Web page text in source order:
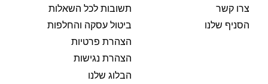
צרו קשר
הסניף שלנו
תשובות לכל השאלות
ביטול עסקה והחלפות
הצהרת פרטיות
הצהרת נגישות
הבלוג שלנו